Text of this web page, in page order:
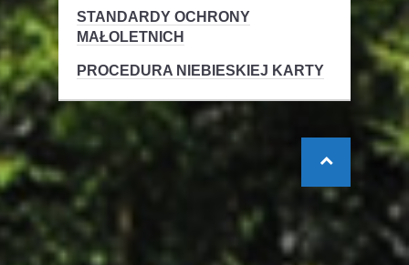
STANDARDY OCHRONY
MAŁOLETNICH
PROCEDURA NIEBIESKIEJ KARTY